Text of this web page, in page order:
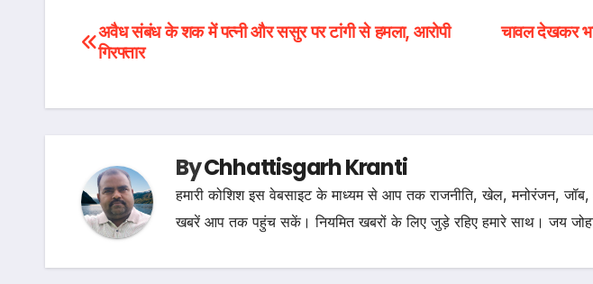
Post
चावल देखकर
अवैध संबंध के शक में पत्नी और ससुर पर टांगी से हमला, आरोपी
गिरफ्तार
ByChhattisgarh Kranti
हमारी कोशिश इस वेबसाइट के माध्यम से आप तक राजनीति, खेल, मनोरंजन, जॉब,
खबरें आप तक पहुंच सकें। नियमित खबरों के लिए जुड़े रहिए हमारे साथ। जय